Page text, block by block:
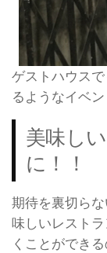
ゲストハウスで
るようなイベ
美味し
に！！
期待を裏切ら
味しいレスト
くことができ